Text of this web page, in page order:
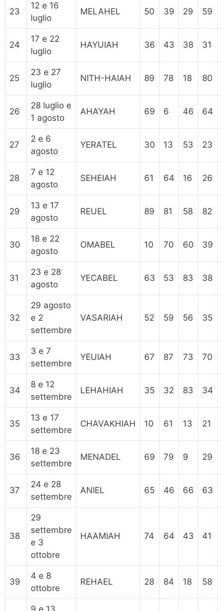
23
12 e 16
luglio
MELAHEL 50 39 29 59
24
17 e 22
luglio
HAYUIAH 36 43 38 31
25
23 e 27
luglio
NITH-HAIAH 89 78 18 80
26
28 luglio e
1 agosto
AHAYAH 69 6 46 64
27
2 e 6
agosto
YERATEL 30 13 53 23
28
7 e 12
agosto
SEHEIAH 61 64 16 26
29
13 e 17
agosto
REUEL 89 81 58 82
30
18 e 22
agosto
OMABEL 10 70 60 39
31
23 e 28
agosto
YECABEL 63 53 83 38
32
29 agosto
e 2
settembre
VASARIAH 52 59 56 35
33
3 e 7
settembre
YEUIAH 67 87 73 70
34
8 e 12
settembre
LEHAHIAH 35 32 83 34
35
13 e 17
settembre
CHAVAKHIAH 10 61 13 21
36
18 e 23
settembre
MENADEL 69 79 9 29
37
24 e 28
settembre
ANIEL 65 46 66 63
38
29
settembre
e 3
ottobre
HAAMIAH 74 64 43 41
39
4 e 8
ottobre
REHAEL 28 84 18 58